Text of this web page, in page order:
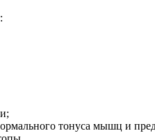
тонуса мышц и